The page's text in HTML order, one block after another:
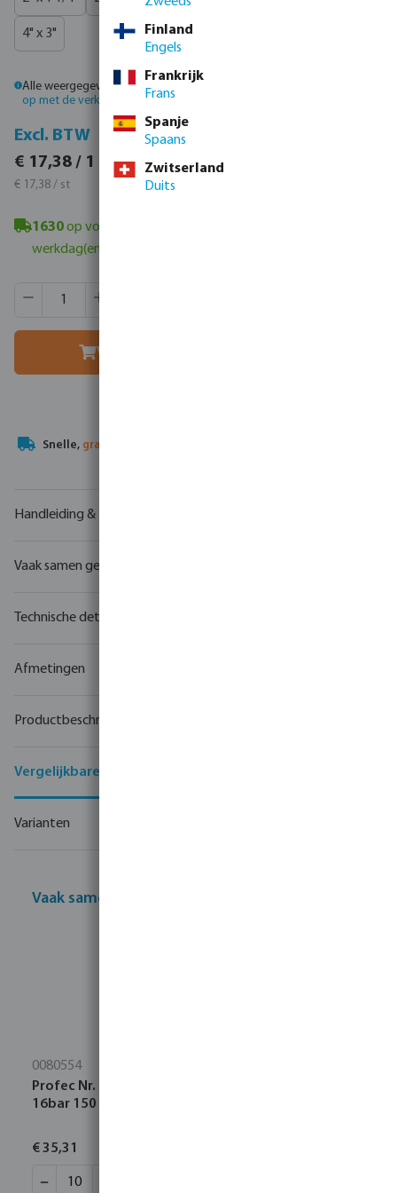
4" x 3"
Alle weergegeven prijzen zijn inclusief btw.
op met de verkoopafdelingvoor aangepaste prijzen.
Excl. BTW
€ 17,38 / 1 st
€ 17,38 / st
Incl. BTW
€ 21,03 / 1 st
€ 21,03 / st
1630op voorraad in Veghel, NL
werkdag(en)
Producthoeveelheid: Voer de gewenste hoeveelheid in of
Voeg toe aan winkelmandje
Uw
Handleiding & tekeningen
Vaak samen gekocht
Technische details
Afmetingen
Productbeschrijving
Vergelijkbare producten
Varianten
Vaak samen gekocht
0080554
Profec Nr. 23 Pijpnippel RVS 316 1/2" buitendraad
16bar 150 mm
€ 35,31
Finland
Engels
Frankrijk
Frans
Spanje
Spaans
Zwitserland
Duits